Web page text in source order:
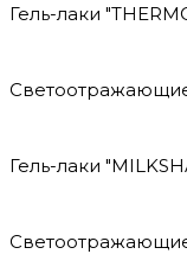
Гель-лаки
Светоотражающие
Гель-лаки
Светоотражающие